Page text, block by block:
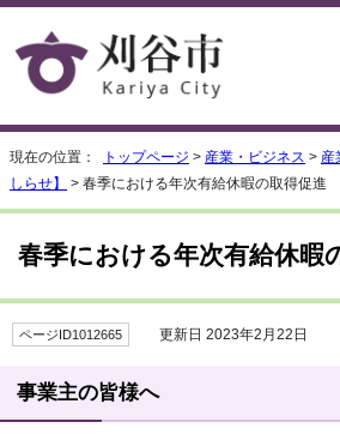
現在の位置： トップページ > 産業・ビジネス > 産
しらせ】
> 春季における年次有給休暇の取得促進
春季における年次有給休暇
ページID1012665 更新日 2023年2月22日
事業主の皆様へ